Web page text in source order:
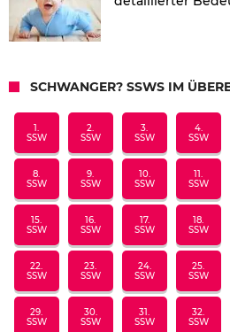
SCHWANGER? SSWS IM
1.
SSW
2.
SSW
3.
SSW
4.
SSW
8.
SSW
9.
SSW
10.
SSW
11.
SSW
15.
SSW
16.
SSW
17.
SSW
18.
SSW
22.
SSW
23.
SSW
24.
SSW
25.
SSW
29.
SSW
30.
SSW
31.
SSW
32.
SSW